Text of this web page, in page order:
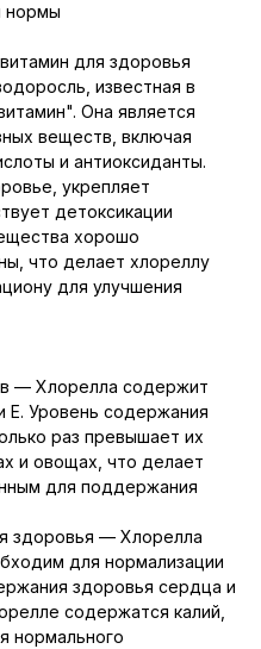
нормы
для здоровья
известная в
Она является
веществ, включая
и антиоксиданты.
укрепляет
детоксикации
хорошо
что делает хлореллу
для улучшения
— Хлорелла содержит
Е. Уровень содержания
раз превышает их
и овощах, что делает
для поддержания
здоровья — Хлорелла
для нормализации
здоровья сердца и
содержатся калий,
нормального